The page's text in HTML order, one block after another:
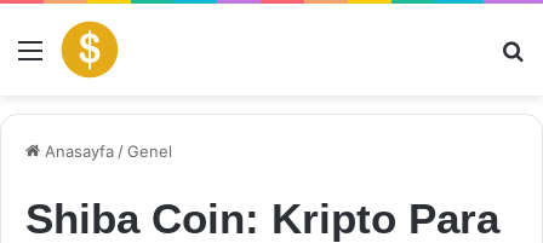
Menü
Anasayfa /Genel
Shiba Coin: Kripto Para